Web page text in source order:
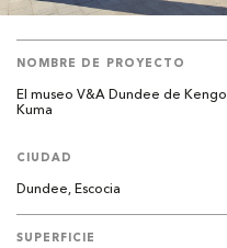
NOMBRE DE PROYECTO
El museo V&A Dundee de Kengo
Kuma
CIUDAD
Dundee, Escocia
SUPERFICIE